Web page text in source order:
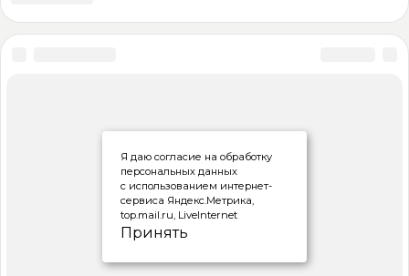
Я даю согласие на обработку
персональных данных
с использованием интернет-
сервиса Яндекс.Метрика,
top.mail.ru, LiveInternet
Принять